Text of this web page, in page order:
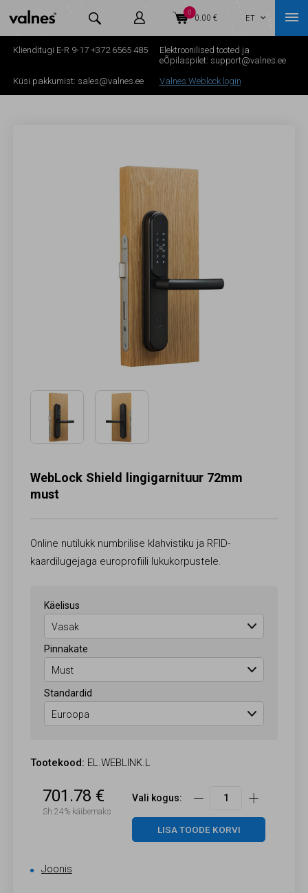
  0
 0.00 € ET 
Klienditugi E-R 9-17 +372 6565 485
Elektroonilised tooted ja
eÕpilaspilet: support@valnes.ee
Küsi pakkumist: sales@valnes.ee Valnes Weblock login
WebLock Shield lingigarnituur 72mm
must
Online nutilukk numbrilise klahvistiku ja RFID-
kaardilugejaga europrofiili lukukorpustele.
Käelisus
Pinnakate
Standardid
Tootekood: EL.WEBLINK.L
701.78 €
Sh 24% käibemaks
Vali kogus:
LISA TOODE KORVI
Joonis